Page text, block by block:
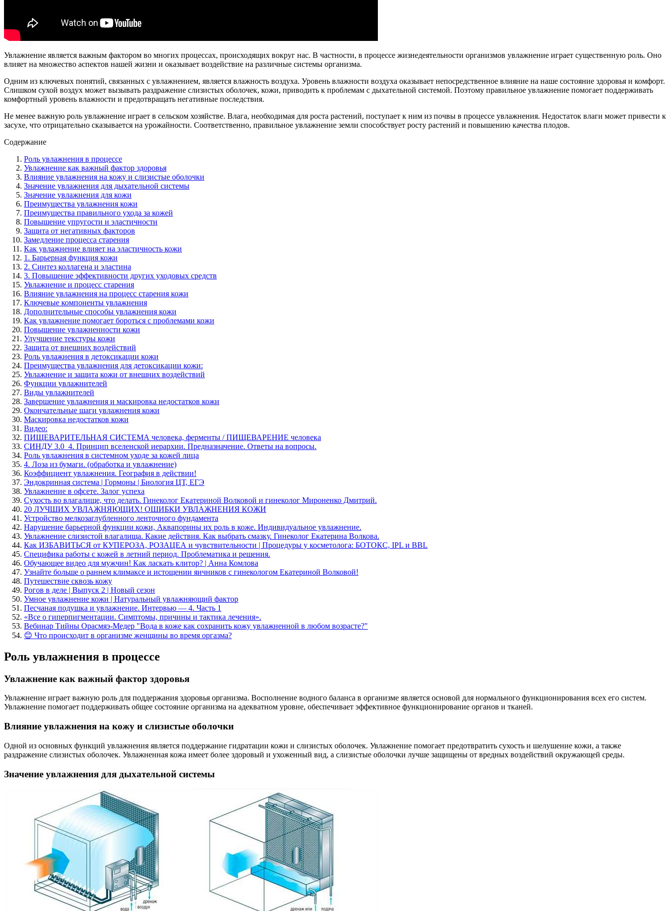
Увлажнение является важным фактором во многих процессах, происходящих вокруг нас. В частности, в процессе жизнедеятельности организмов увлажнение играет существенную роль. Оно
влияет на множество аспектов нашей жизни и оказывает воздействие на различные системы организма.
Одним из ключевых понятий, связанных с увлажнением, является влажность воздуха. Уровень влажности воздуха оказывает непосредственное влияние на наше состояние здоровья и комфорт.
Слишком сухой воздух может вызывать раздражение слизистых оболочек, кожи, приводить к проблемам с дыхательной системой. Поэтому правильное увлажнение помогает поддерживать
комфортный уровень влажности и предотвращать негативные последствия.
Не менее важную роль увлажнение играет в сельском хозяйстве. Влага, необходимая для роста растений, поступает к ним из почвы в процессе увлажнения. Недостаток влаги может привести к
засухе, что отрицательно сказывается на урожайности. Соответственно, правильное увлажнение земли способствует росту растений и повышению качества плодов.
Содержание
Роль увлажнения в процессе
Увлажнение как важный фактор здоровья
Влияние увлажнения на кожу и слизистые оболочки
Значение увлажнения для дыхательной системы
Значение увлажнения для кожи
Преимущества увлажнения кожи
Преимущества правильного ухода за кожей
Повышение упругости и эластичности
Защита от негативных факторов
Замедление процесса старения
Как увлажнение влияет на эластичность кожи
1. Барьерная функция кожи
2. Синтез коллагена и эластина
3. Повышение эффективности других уходовых средств
Увлажнение и процесс старения
Влияние увлажнения на процесс старения кожи
Ключевые компоненты увлажнения
Дополнительные способы увлажнения кожи
Как увлажнение помогает бороться с проблемами кожи
Повышение увлажненности кожи
Улучшение текстуры кожи
Защита от внешних воздействий
Роль увлажнения в детоксикации кожи
Преимущества увлажнения для детоксикации кожи:
Увлажнение и защита кожи от внешних воздействий
Функции увлажнителей
Виды увлажнителей
Завершение увлажнения и маскировка недостатков кожи
Окончательные шаги увлажнения кожи
Маскировка недостатков кожи
Видео:
ПИЩЕВАРИТЕЛЬНАЯ СИСТЕМА человека, ферменты / ПИЩЕВАРЕНИЕ человека
СИНДУ 3.0_4. Принцип вселенской иерархии. Предназначение. Ответы на вопросы.
Роль увлажнения в системном уходе за кожей лица
4. Лоза из бумаги. (обработка и увлажнение)
Коэффициент увлажнения. География в действии!
Эндокринная система | Гормоны | Биология ЦТ, ЕГЭ
Увлажнение в офсете. Залог успеха
Сухость во влагалище, что делать. Гинеколог Екатериной Волковой и гинеколог Мироненко Дмитрий.
20 ЛУЧШИХ УВЛАЖНЯЮЩИХ! ОШИБКИ УВЛАЖНЕНИЯ КОЖИ
Устройство мелкозаглубленного ленточного фундамента
Нарушение барьерной функции кожи, Аквапорины их роль в коже. Индивидуальное увлажнение.
Увлажнение слизистой влагалища. Какие действия. Как выбрать смазку. Гинеколог Екатерина Волкова.
Как ИЗБАВИТЬСЯ от КУПЕРОЗА, РОЗАЦЕА и чувствительности | Процедуры у косметолога: БОТОКС, IPL и BBL
Специфика работы с кожей в летний период. Проблематика и решения.
Обучающее видео для мужчин! Как ласкать клитор? | Анна Комлова
Узнайте больше о раннем климаксе и истощении яичников с гинекологом Екатериной Волковой!
Путешествие сквозь кожу
Рогов в деле | Выпуск 2 | Новый сезон
Умное увлажнение кожи | Натуральный увлажняющий фактор
Песчаная подушка и увлажнение. Интервью — 4. Часть 1
«Все о гиперпигментации. Симптомы, причины и тактика лечения».
Вебинар Тийны Орасмяэ-Медер "Вода в коже как сохранить кожу увлажненной в любом возрасте?"
😊 Что происходит в организме женщины во время оргазма?
Роль увлажнения в процессе
Увлажнение как важный фактор здоровья
Увлажнение играет важную роль для поддержания здоровья организма. Восполнение водного баланса в организме является основой для нормального функционирования всех его систем.
Увлажнение помогает поддерживать общее состояние организма на адекватном уровне, обеспечивает эффективное функционирование органов и тканей.
Влияние увлажнения на кожу и слизистые оболочки
Одной из основных функций увлажнения является поддержание гидратации кожи и слизистых оболочек. Увлажнение помогает предотвратить сухость и шелушение кожи, а также
раздражение слизистых оболочек. Увлажненная кожа имеет более здоровый и ухоженный вид, а слизистые оболочки лучше защищены от вредных воздействий окружающей среды.
Значение увлажнения для дыхательной системы